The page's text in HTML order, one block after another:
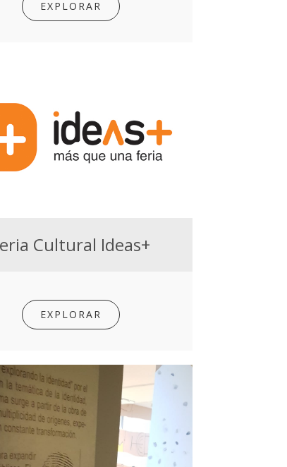
EXPLORAR
Cultural Ideas+
EXPLORAR